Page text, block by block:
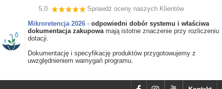
5,0
Sprawdź oceny naszych Klientów
Mikroretencja 2026 - odpowiedni dobór systemu i właściwa
dokumentacja zakupowamają istotne znaczenie przy rozliczeniu
dotacji.
Dokumentację i specyfikację produktów przygotowujemy z
uwzględnieniem wamygań programu.